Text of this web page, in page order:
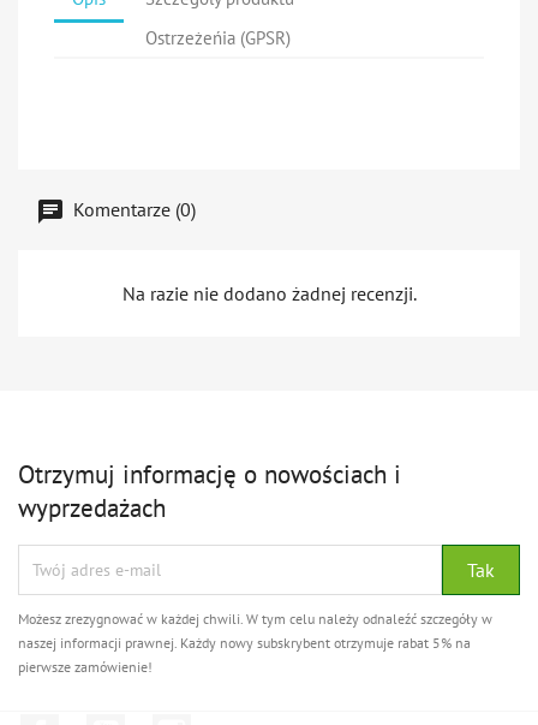
Ostrzeżeńia (GPSR)
Komentarze (0)
Na razie nie dodano żadnej recenzji.
Otrzymuj informację o nowościach i
wyprzedażach
Możesz zrezygnować w każdej chwili. W tym celu należy odnaleźć szczegóły w
naszej informacji prawnej. Każdy nowy subskrybent otrzymuje rabat 5% na
pierwsze zamówienie!